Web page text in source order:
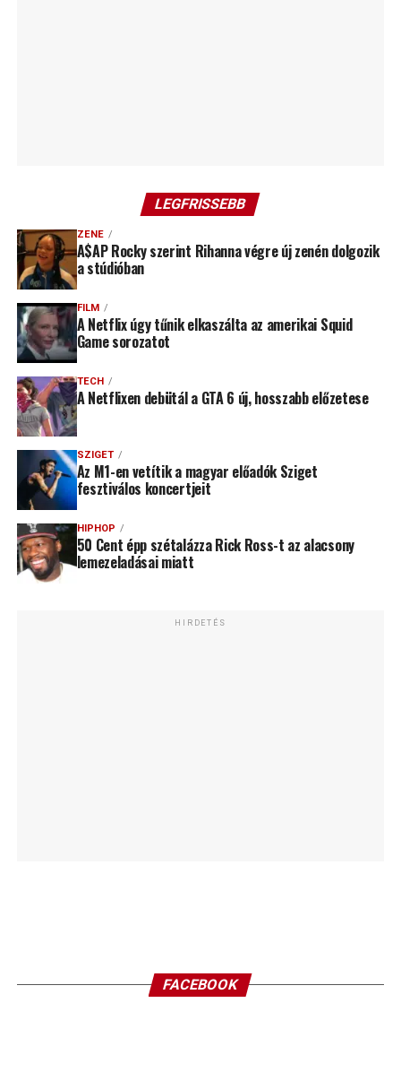
LEGFRISSEBB
ZENE
A$AP Rocky szerint Rihanna végre új zenén dolgozik
a stúdióban
FILM
A Netflix úgy tűnik elkaszálta az amerikai Squid
Game sorozatot
TECH
A Netflixen debütál a GTA 6 új, hosszabb előzetese
SZIGET
Az M1-en vetítik a magyar előadók Sziget
fesztiválos koncertjeit
HIPHOP
50 Cent épp szétalázza Rick Ross-t az alacsony
lemezeladásai miatt
HIRDETÉS
FACEBOOK